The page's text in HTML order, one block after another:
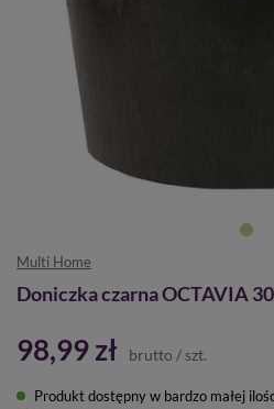
Multi Home
Doniczka czarna OCTAVIA
98,99 zł brutto / szt.
Produkt dostępny w bardzo małej